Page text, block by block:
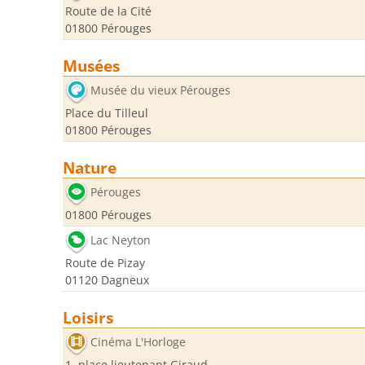
Route de la Cité
01800 Pérouges
Musées
Musée du vieux Pérouges
Place du Tilleul
01800 Pérouges
Nature
Pérouges
01800 Pérouges
Lac Neyton
Route de Pizay
01120 Dagneux
Loisirs
Cinéma L'Horloge